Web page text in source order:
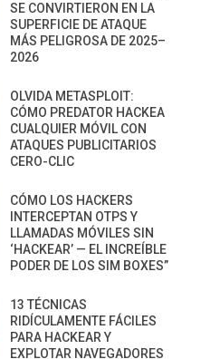
SE CONVIRTIERON EN LA
SUPERFICIE DE ATAQUE
MÁS PELIGROSA DE 2025–
2026
OLVIDA METASPLOIT:
CÓMO PREDATOR HACKEA
CUALQUIER MÓVIL CON
ATAQUES PUBLICITARIOS
CERO-CLIC
CÓMO LOS HACKERS
INTERCEPTAN OTPS Y
LLAMADAS MÓVILES SIN
‘HACKEAR’ — EL INCREÍBLE
PODER DE LOS SIM BOXES”
13 TÉCNICAS
RIDÍCULAMENTE FÁCILES
PARA HACKEAR Y
EXPLOTAR NAVEGADORES